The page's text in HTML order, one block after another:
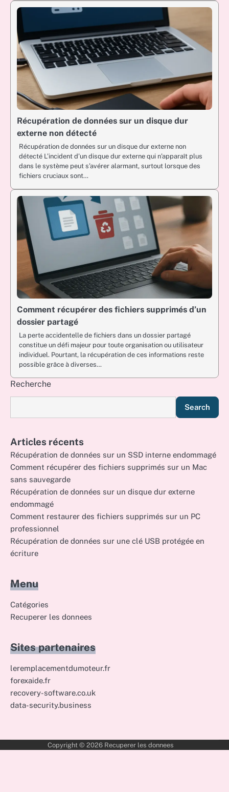
Récupération de données sur un disque dur
externe non détecté
Récupération de données sur un disque dur externe non
détecté L’incident d’un disque dur externe qui n’apparaît plus
dans le système peut s’avérer alarmant, surtout lorsque des
fichiers cruciaux sont…
Comment récupérer des fichiers supprimés d’un
dossier partagé
La perte accidentelle de fichiers dans un dossier partagé
constitue un défi majeur pour toute organisation ou utilisateur
individuel. Pourtant, la récupération de ces informations reste
possible grâce à diverses…
Recherche
Search
Articles récents
Récupération de données sur un SSD interne endommagé
Comment récupérer des fichiers supprimés sur un Mac
sans sauvegarde
Récupération de données sur un disque dur externe
endommagé
Comment restaurer des fichiers supprimés sur un PC
professionnel
Récupération de données sur une clé USB protégée en
écriture
Menu
Catégories
Recuperer les donnees
Sites partenaires
leremplacementdumoteur.fr
forexaide.fr
recovery-software.co.uk
data-security.business
Copyright © 2026 Recuperer les donnees